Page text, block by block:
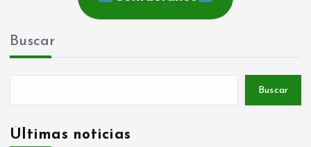
Buscar
Buscar
Últimas noticias